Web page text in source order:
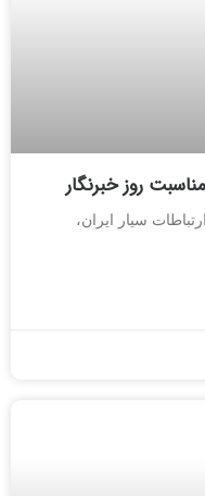
روز خبرنگار
سیار ایران،